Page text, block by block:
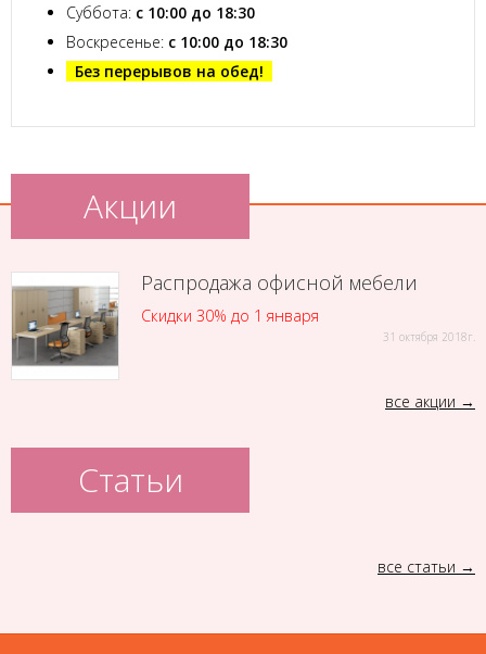
Суббота: с 10:00 до 18:30
Воскресенье: с 10:00 до 18:30
Без перерывов на обед!
Акции
Распродажа офисной мебели
Скидки 30% до 1 января
31 октября 2018г.
все акции
Статьи
все статьи